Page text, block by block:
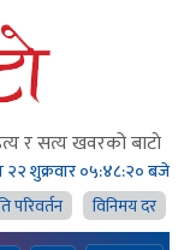
र सत्य खवरको बाटाे
शुक्रवार०५:४८:२१ बजे
परिवर्तन विनिमय दर